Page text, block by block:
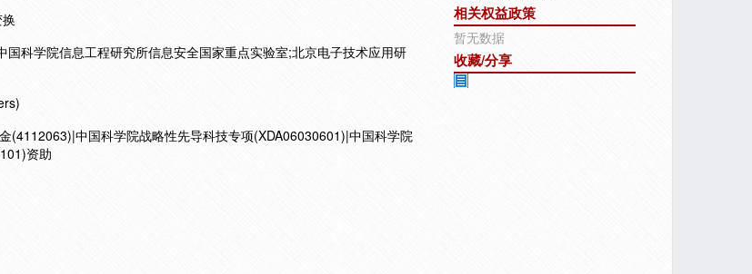
科学院信息工程研究所信息安全国家重点实验室;北京电子技术应用研
(4112063)|中国科学院战略性先导科技专项(XDA06030601)|中国科学院
资助
相关权益政策
暂无数据
收藏/分享